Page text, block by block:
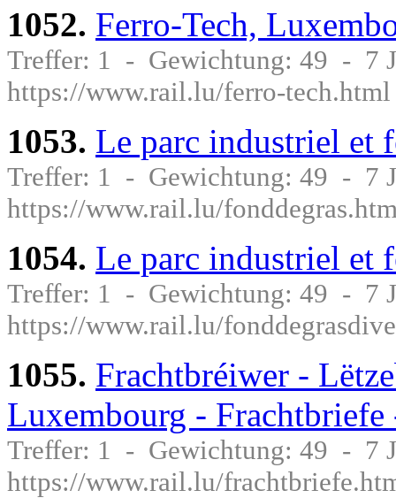
1052. Ferro-Tech,
Treffer: 1 - Gewichtung: 49 - 7
https://www.rail.lu/ferro-tech.html
1053. Le parc industriel et
Treffer: 1 - Gewichtung: 49 - 7
https://www.rail.lu/
1054. Le parc industriel et
Treffer: 1 - Gewichtung: 49 - 7
https://www.rail.lu/
1055. Frachtbréiwer -
Luxembourg -
Treffer: 1 - Gewichtung: 49 - 7
https://www.rail.lu/